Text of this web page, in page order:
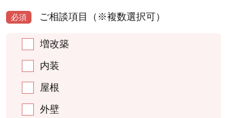
必須 ご相談項目 （※複数選択可）
増改築
内装
屋根
外壁